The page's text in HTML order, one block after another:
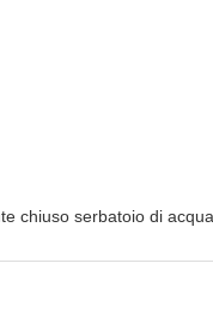
chiuso serbatoio di acqua